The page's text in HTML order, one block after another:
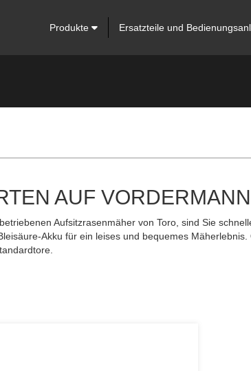
Produkte Ersatzteile und
AUF VORDERMANN
Aufsitzrasenmäher von Toro, sind Sie
Akku für ein leises und bequemes